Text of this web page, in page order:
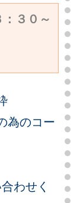
為のコー
わせく